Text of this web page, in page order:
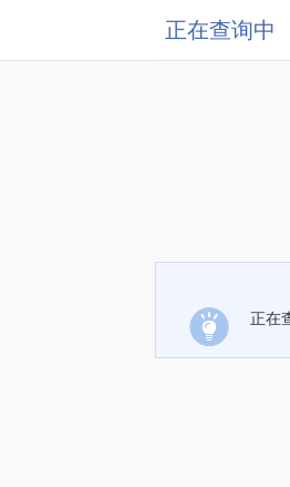
正在查询中
正在